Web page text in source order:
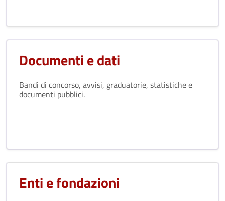
Documenti e dati
Bandi di concorso, avvisi, graduatorie, statistiche e
documenti pubblici.
Enti e fondazioni